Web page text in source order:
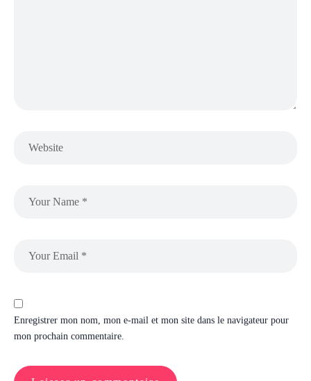
Enregistrer mon nom, mon e-mail et mon site dans le navigateur pour
mon prochain commentaire.